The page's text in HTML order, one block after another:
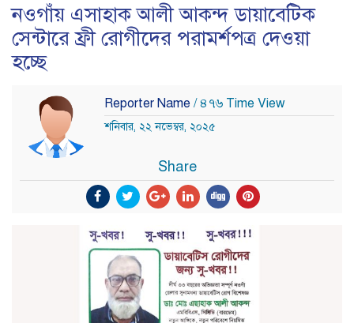
নওগাঁয় এসাহাক আলী আকন্দ ডায়াবেটিক
সেন্টারে ফ্রী রোগীদের পরামর্শপত্র দেওয়া
হচ্ছে
Reporter Name / ৪৭৬ Time View
শনিবার, ২২ নভেম্বর, ২০২৫
Share